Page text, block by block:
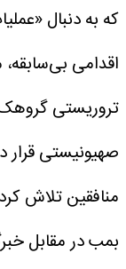
که به دنبال
اقدامی
تروریستی
صهیونیستی
منافقین تلاش
بمب در مقابل